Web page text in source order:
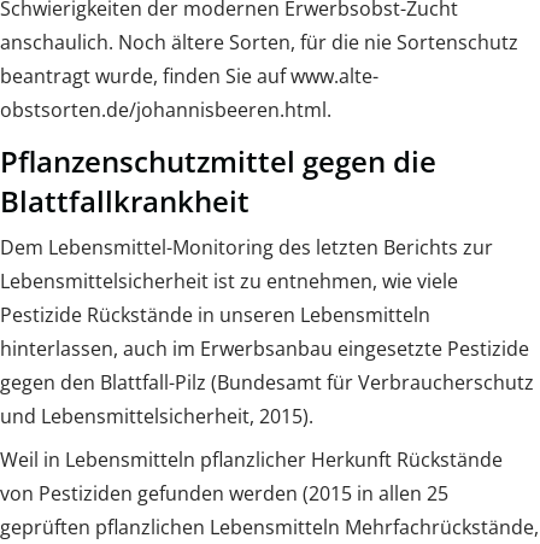
Schwierigkeiten der modernen Erwerbsobst-Zucht
anschaulich. Noch ältere Sorten, für die nie Sortenschutz
beantragt wurde, finden Sie auf www.alte-
obstsorten.de/johannisbeeren.html.
Pflanzenschutzmittel gegen die
Blattfallkrankheit
Dem Lebensmittel-Monitoring des letzten Berichts zur
Lebensmittelsicherheit ist zu entnehmen, wie viele
Pestizide Rückstände in unseren Lebensmitteln
hinterlassen, auch im Erwerbsanbau eingesetzte Pestizide
gegen den Blattfall-Pilz (Bundesamt für Verbraucherschutz
und Lebensmittelsicherheit, 2015).
Weil in Lebensmitteln pflanzlicher Herkunft Rückstände
von Pestiziden gefunden werden (2015 in allen 25
geprüften pflanzlichen Lebensmitteln Mehrfachrückstände,